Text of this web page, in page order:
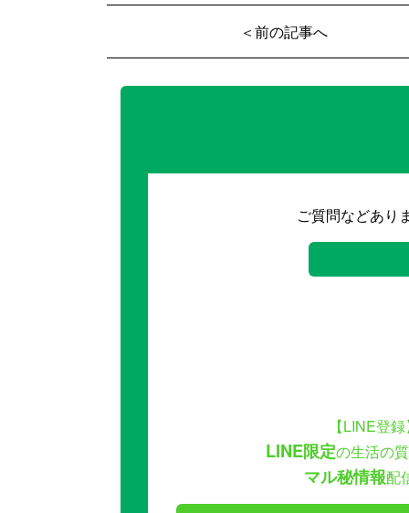
＜前の記事へ
ご質問などあり
【LINE登
LINE限定の生活の
マル秘情報配